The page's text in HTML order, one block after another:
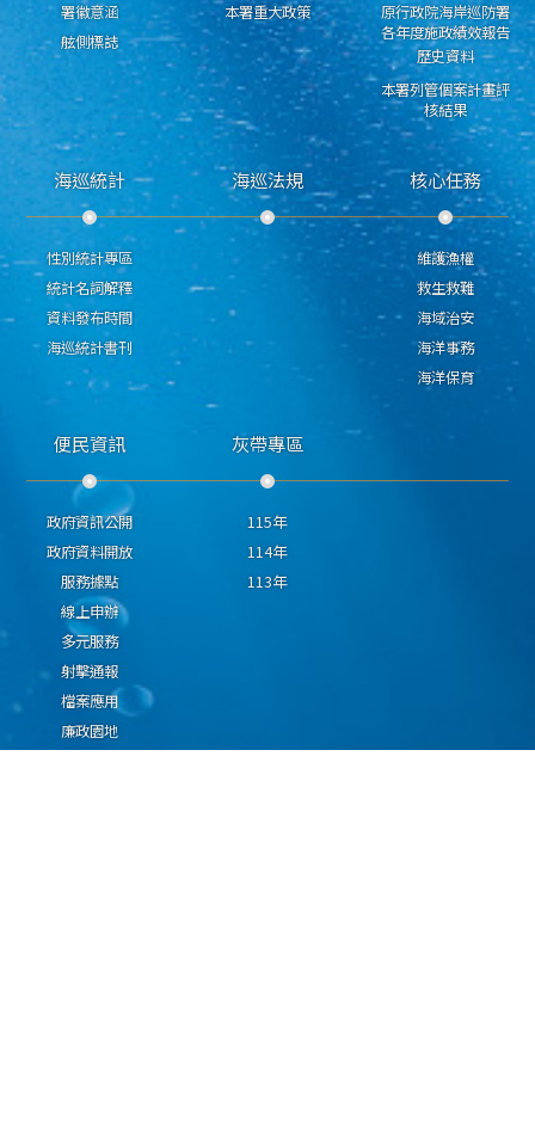
署徽意涵
舷側標誌
本署重大政策
原行政院海岸巡防署
各年度施政績效報告
歷史資料
本署列管個案計畫評
核結果
海巡統計
性別統計專區
統計名詞解釋
資料發布時間
海巡統計書刊
海巡法規 核心任務
維護漁權
救生救難
海域治安
海洋事務
海洋保育
便民資訊
政府資訊公開
政府資料開放
服務據點
線上申辦
多元服務
射擊通報
檔案應用
廉政園地
灰帶專區
115年
114年
113年